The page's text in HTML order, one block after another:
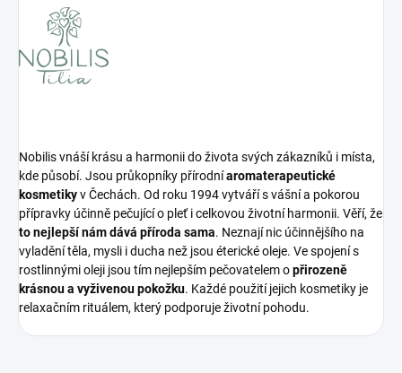
Nobilis vnáší krásu a harmonii do života svých zákazníků i místa,
kde působí. Jsou průkopníky přírodníaromaterapeutické
kosmetikyv Čechách. Od roku 1994 vytváří s vášní a pokorou
přípravky účinně pečující o pleť i celkovou životní harmonii. Věří, že
to nejlepší nám dává příroda sama. Neznají nic účinnějšího na
vyladění těla, mysli i ducha než jsou éterické oleje. Ve spojení s
rostlinnými oleji jsou tím nejlepším pečovatelem opřirozeně
krásnou a vyživenou pokožku. Každé použití jejich kosmetiky je
relaxačním rituálem, který podporuje životní pohodu.